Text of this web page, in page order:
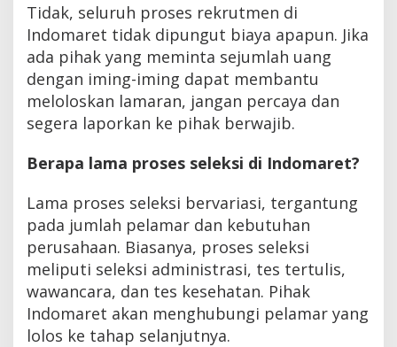
Tidak, seluruh proses rekrutmen di
Indomaret tidak dipungut biaya apapun. Jika
ada pihak yang meminta sejumlah uang
dengan iming-iming dapat membantu
meloloskan lamaran, jangan percaya dan
segera laporkan ke pihak berwajib.
Berapa lama proses seleksi di Indomaret?
Lama proses seleksi bervariasi, tergantung
pada jumlah pelamar dan kebutuhan
perusahaan. Biasanya, proses seleksi
meliputi seleksi administrasi, tes tertulis,
wawancara, dan tes kesehatan. Pihak
Indomaret akan menghubungi pelamar yang
lolos ke tahap selanjutnya.